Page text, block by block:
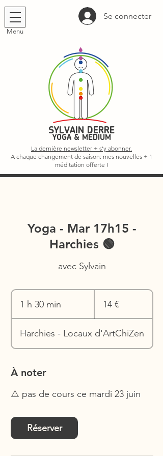
Menu
Se connecter
SYLVAIN DERRE
YOGA & MÉDIUM
La dernière newsletter + s'y abonner.
A chaque changement de saison: mes nouvelles + 1
méditation offerte !
Yoga - Mar 17h15 -
Harchies 🟢
avec Sylvain
1 h 30 min
3
0
14 €
Harchies - Locaux d'ArtChiZen
À noter
⚠️ pas de cours ce mardi 23 juin
Réserver